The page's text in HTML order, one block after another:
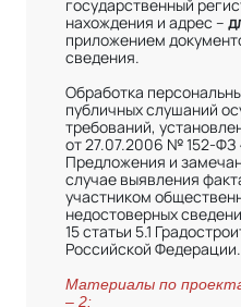
государственный
нахождения и адрес –
приложением
сведения.
Обработка
публичных слушаний
требований,
от 27.07.2006 № 152-ФЗ
Предложения и
случае выявления
участником
недостоверных
15 статьи 5.1
Российской Федерации.
Материалы по
– 2: